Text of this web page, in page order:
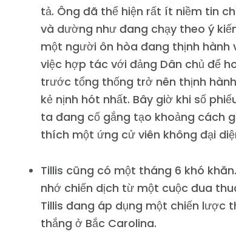
tả. Ông đã thể hiện rất ít niềm tin
và dường như đang chạy theo ý
một người ôn hòa đang thịnh hành
việc hợp tác với đảng Dân chủ để
trước tổng thống trở nên thịnh
kẻ nịnh hót nhất. Bây giờ khi số
ta đang cố gắng tạo khoảng cách
thích một ứng cử viên không đại
Tillis cũng có một tháng 6 khó
nhớ chiến dịch từ một cuộc đua
Tillis đang áp dụng một chiến lược
thắng ở Bắc Carolina.